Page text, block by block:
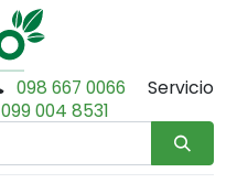
098 667 0066
Servicio
099 004 8531